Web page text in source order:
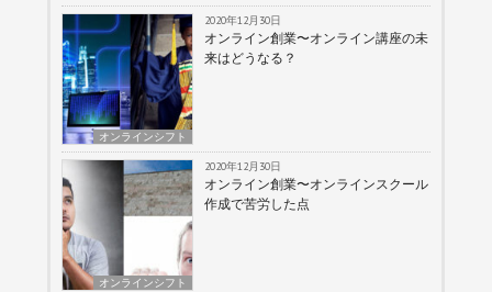
オンラインシフト
2020年12月30日
オンライン創業〜オンライン講座の未
来はどうなる？
オンラインシフト
2020年12月30日
オンライン創業〜オンラインスクール
作成で苦労した点